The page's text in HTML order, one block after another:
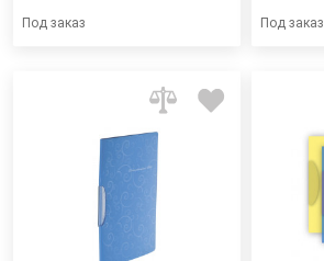
Под заказ Под заказ